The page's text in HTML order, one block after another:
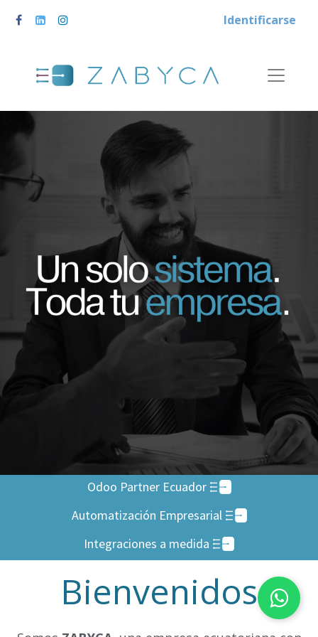
Identificarse
Odoo Partner Ecuador
Automatización Empresarial
Integraciones a medida
Bienvenidos